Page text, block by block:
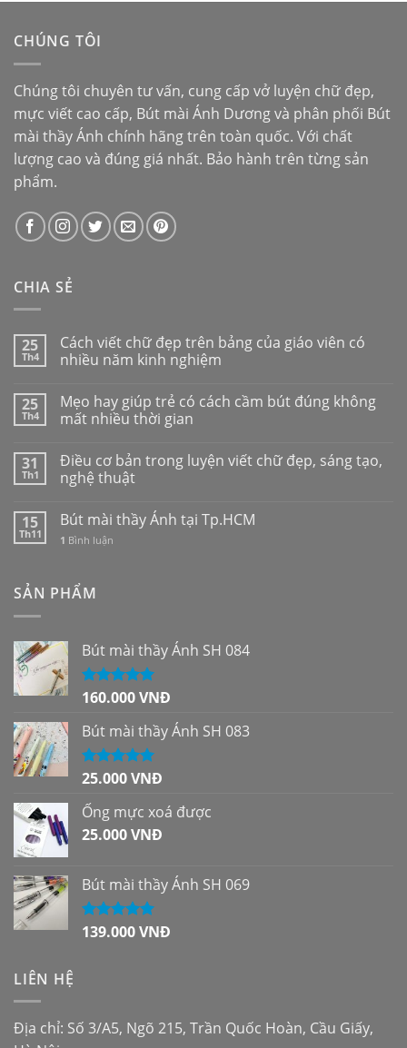
CHÚNG TÔI
Chúng tôi chuyên tư vấn, cung cấp vở luyện chữ đẹp,
mực viết cao cấp, Bút mài Ánh Dươngvà phân phối Bút
mài thầy Ánh chính hãng trên toàn quốc. Với chất
lượng cao và đúng giá nhất. Bảo hành trên từng sản
phẩm.
CHIA SẺ
25
Th4
Cách viết chữ đẹp trên bảng của giáo viên có
nhiều năm kinh nghiệm
25
Th4
Mẹo hay giúp trẻ có cách cầm bút đúng không
mất nhiều thời gian
31
Th1
Điều cơ bản trong luyện viết chữ đẹp, sáng tạo,
nghệ thuật
15
Th11
Bút mài thầy Ánh tại Tp.HCM
1 Bình luận
SẢN PHẨM
Bút mài thầy Ánh SH 084
Được xếp
sao
160.000VNĐ
Bút mài thầy Ánh SH 083
Được xếp
sao
25.000VNĐ
Ống mực xoá được
25.000VNĐ
Bút mài thầy Ánh SH 069
Được xếp
139.000VNĐ
LIÊN HỆ
Địa chỉ: Số 3/A5, Ngõ 215, Trần Quốc Hoàn, Cầu Giấy,